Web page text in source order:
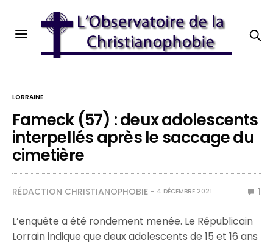
LORRAINE
Fameck (57) : deux adolescents
interpellés après le saccage du
cimetière
RÉDACTION CHRISTIANOPHOBIE 4 DÉCEMBRE 2021 1
L’enquête a été rondement menée. Le Républicain
Lorrain indique que deux adolescents de 15 et 16 ans